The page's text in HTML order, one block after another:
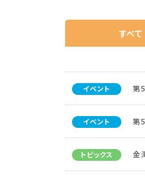
すべて
イベント 第
イベント 第
トピックス 金